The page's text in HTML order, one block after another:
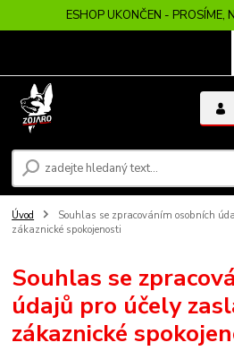
ESHOP UKONČEN - PROSÍME,
Úvod
Souhlas se zpracováním osobních
zákaznické spokojenosti
Souhlas se
údajů pro účely
zákaznické